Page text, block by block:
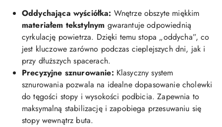
Oddychająca wyściółka: Wnętrze obszyte miękkim
materiałem tekstylnym gwarantuje odpowiednią
cyrkulację powietrza. Dzięki temu stopa „oddycha”, co
jest kluczowe zarówno podczas cieplejszych dni, jak i
przy dłuższych spacerach.
Precyzyjne sznurowanie: Klasyczny system
sznurowania pozwala na idealne dopasowanie cholewki
do tęgości stopy i wysokości podbicia. Zapewnia to
maksymalną stabilizację i zapobiega przesuwaniu się
stopy wewnątrz buta.